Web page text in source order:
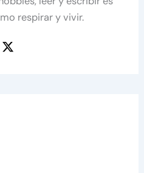
respirar y vivir.